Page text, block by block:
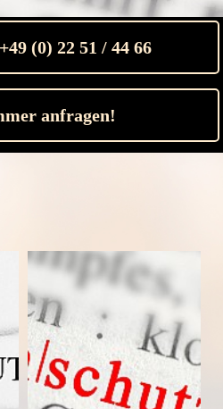
+49 (0) 22 51 / 44 66
anfragen!